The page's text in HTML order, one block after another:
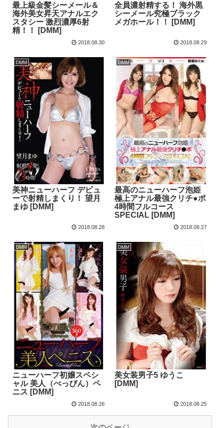
最上級金髪シーメール＆
海外美女昇天アナルエク
スタシー 激烈濃厚6射
精！！ [DMM]
2018.08.30
全員濃射精する！ 海外黒
シーメール究極ブラック
メガホール！！ [DMM]
2018.08.29
DMM
美神ニューハーフ デビュ
ーで射精しまくり！ 望月
まゆ [DMM]
2018.08.28
DMM
最高のニューハーフ泡姫
極上アナル最強クリチ●ポ
4時間フルコース
SPECIAL [DMM]
2018.08.27
DMM
ニューハーフ初嬢スペシ
ャル 美人（べっぴん）ペ
ニス [DMM]
2018.08.26
DMM
美女装男子5 ゆうこ
[DMM]
2018.08.25